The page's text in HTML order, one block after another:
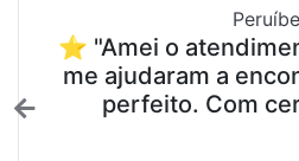
Peruíbe
⭐ "Amei o
me ajudaram a
perfeito. Com